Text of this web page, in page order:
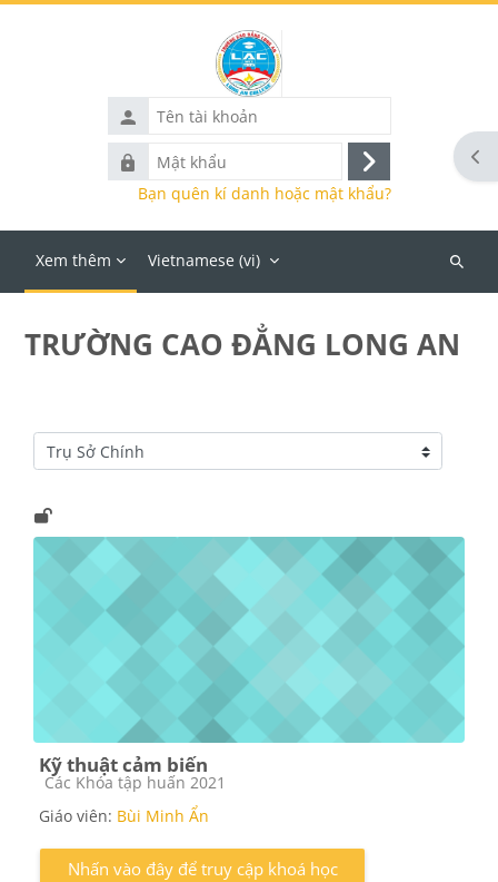
Tên
tài
khoản
Mật
khẩu
Đăng
nhập
Bạn quên kí danh hoặc mật khẩu?
Xem thêm Vietnamese ‎(vi)‎
Tìm
khoá
học
TRƯỜNG CAO ĐẲNG LONG AN
Danh mục khoá học
Kỹ thuật cảm biến
Các loại khóa học
Các Khóa tập huấn 2021
Giáo viên: Bùi Minh Ẩn
Nhấn vào đây để truy cập khoá học